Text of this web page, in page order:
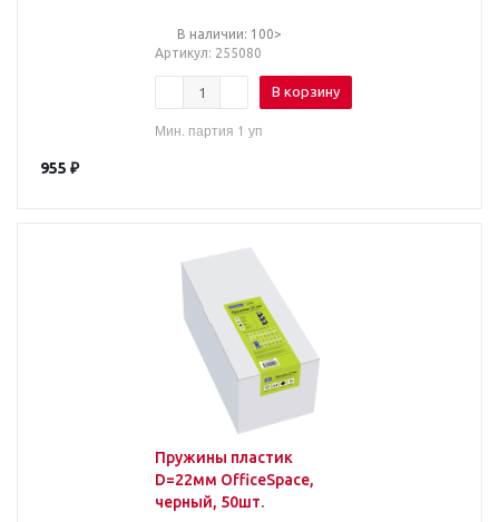
В наличии: 100>
Артикул: 255080
В корзину
Мин. партия 1 уп
955 ₽
Пружины пластик
D=22мм OfficeSpace,
черный, 50шт.